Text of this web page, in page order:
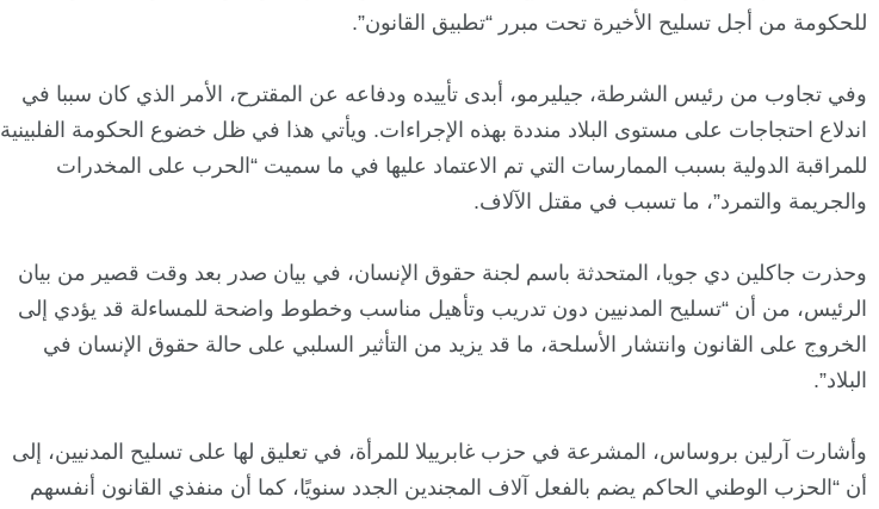
للحكومة من أجل تسليح الأخيرة تحت مبرر “تطبيق القانون”.
وفي تجاوب من رئيس الشرطة، جيليرمو، أبدى تأييده ودفاعه عن المقترح، الأمر الذي كان سببا في
اندلاع احتجاجات على مستوى البلاد منددة بهذه الإجراءات. ويأتي هذا في ظل خضوع الحكومة الفلبينية
للمراقبة الدولية بسبب الممارسات التي تم الاعتماد عليها في ما سميت “الحرب على المخدرات
والجريمة والتمرد”، ما تسبب في مقتل الآلاف.
وحذرت جاكلين دي جويا، المتحدثة باسم لجنة حقوق الإنسان، في بيان صدر بعد وقت قصير من بيان
الرئيس، من أن “تسليح المدنيين دون تدريب وتأهيل مناسب وخطوط واضحة للمساءلة قد يؤدي إلى
الخروج على القانون وانتشار الأسلحة، ما قد يزيد من التأثير السلبي على حالة حقوق الإنسان في
البلاد”.
وأشارت آرلين بروساس، المشرعة في حزب غابرييلا للمرأة، في تعليق لها على تسليح المدنيين، إلى
أن “الحزب الوطني الحاكم يضم بالفعل آلاف المجندين الجدد سنويًا، كما أن منفذي القانون أنفسهم